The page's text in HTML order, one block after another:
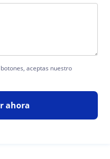
aceptas nuestro
ahora